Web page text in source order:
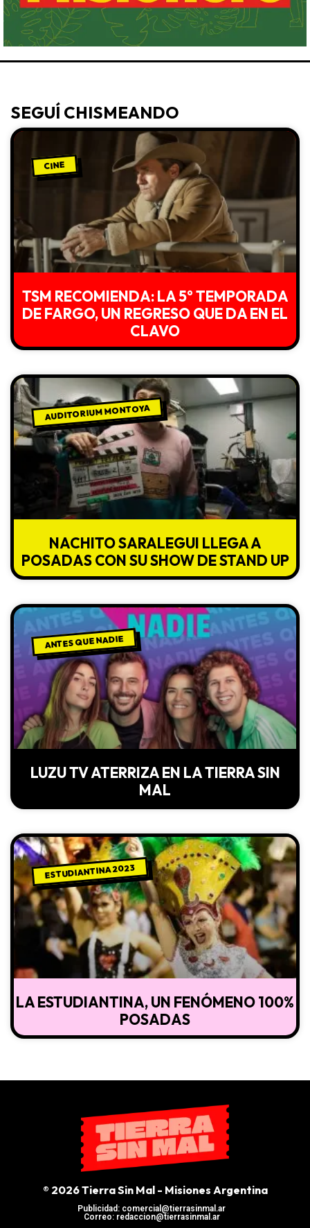
SEGUÍ CHISMEANDO
CINE
TSM RECOMIENDA: LA 5° TEMPORADA
DE FARGO, UN REGRESO QUE DA EN EL
CLAVO
AUDITORIUM MONTOYA
NACHITO SARALEGUI LLEGA A
POSADAS CON SU SHOW DE STAND UP
ANTES QUE NADIE
LUZU TV ATERRIZA EN LA TIERRA SIN
MAL
ESTUDIANTINA 2023
LA ESTUDIANTINA, UN FENÓMENO 100%
POSADAS
® 2026 Tierra Sin Mal - Misiones Argentina
Publicidad: comercial@tierrasinmal.ar
Correo: redaccion@tierrasinmal.ar